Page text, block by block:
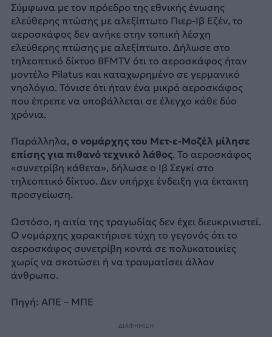
Σύμφωνα με τον πρόεδρο της εθνικής ένωσης
ελεύθερης πτώσης με αλεξίπτωτο Πιερ-Ιβ Εζέν, το
αεροσκάφος δεν ανήκε στην τοπική λέσχη
ελεύθερης πτώσης με αλεξίπτωτο. Δήλωσε στο
τηλεοπτικό δίκτυο BFMTV ότι το αεροσκάφος ήταν
μοντέλο Pilatus και καταχωρημένο σε γερμανικό
νηολόγιο. Τόνισε ότι ήταν ένα μικρό αεροσκάφος
που έπρεπε να υποβάλλεται σε έλεγχο κάθε δύο
χρόνια.
Παράλληλα,ο νομάρχης του Μετ-ε-Μοζέλ μίλησε
επίσης για πιθανό τεχνικό λάθος. Το αεροσκάφος
«συνετρίβη κάθετα», δήλωσε ο Ιβ Σεγκί στο
τηλεοπτικό δίκτυο. Δεν υπήρχε ένδειξη για έκτακτη
προσγείωση.
Ωστόσο, η αιτία της τραγωδίας δεν έχει διευκρινιστεί.
Ο νομάρχης χαρακτήρισε τύχη το γεγονός ότι το
αεροσκάφος συνετρίβη κοντά σε πολυκατοικίες
χωρίς να σκοτώσει ή να τραυματίσει άλλον
άνθρωπο.
Πηγή: ΑΠΕ – ΜΠΕ
ΔΙΑΦΗΜΙΣΗ